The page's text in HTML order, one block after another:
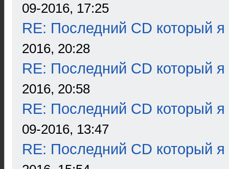
09-2016, 17:25
RE: Последний CD который я
2016, 20:28
RE: Последний CD который я
2016, 20:58
RE: Последний CD который я
09-2016, 13:47
RE: Последний CD который я